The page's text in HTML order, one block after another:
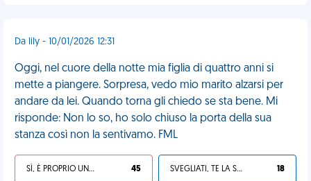
Da lily - 10/01/2026 12:31
Oggi, nel cuore della notte mia figlia di quattro anni si
mette a piangere. Sorpresa, vedo mio marito alzarsi per
andare da lei. Quando torna gli chiedo se sta bene. Mi
risponde: Non lo so, ho solo chiuso la porta della sua
stanza così non la sentivamo. FML
SÌ, È PROPRIO UNA VDM! 45 SVEGLIATI, TE LA SEI CERCATA! 18